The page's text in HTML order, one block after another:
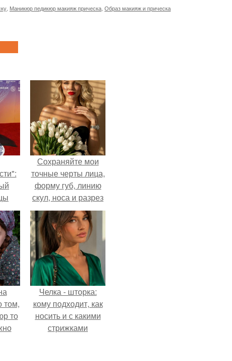
Маникюр педикюр макияж прическа Образ макияж и прическа
о
Сохраняйте мои
точные черты лица,
форму губ, линию
скул, носа и разрез
глаз.
том,
то
Челка - шторка:
кому подходит, как
носить и с какими
стрижками